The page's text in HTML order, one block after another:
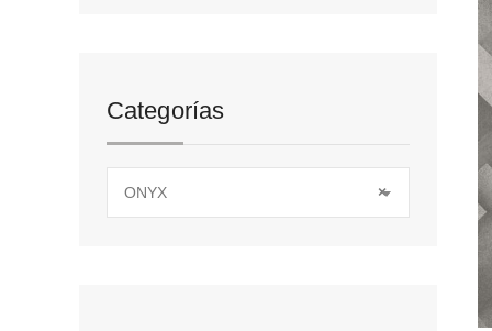
Categorías
×
ONYX